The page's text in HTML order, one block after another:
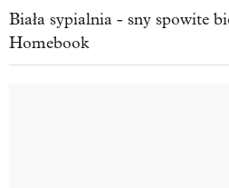
Biała sypialnia - sny spowite
Homebook